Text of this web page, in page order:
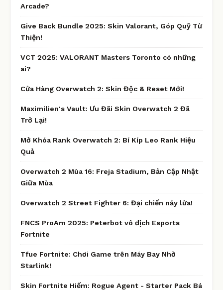
Arcade?
Give Back Bundle 2025: Skin Valorant, Góp Quỹ Từ
Thiện!
VCT 2025: VALORANT Masters Toronto có những
ai?
Cửa Hàng Overwatch 2: Skin Độc & Reset Mới!
Maximilien's Vault: Ưu Đãi Skin Overwatch 2 Đã
Trở Lại!
Mở Khóa Rank Overwatch 2: Bí Kíp Leo Rank Hiệu
Quả
Overwatch 2 Mùa 16: Freja Stadium, Bản Cập Nhật
Giữa Mùa
Overwatch 2 Street Fighter 6: Đại chiến nảy lửa!
FNCS ProAm 2025: Peterbot vô địch Esports
Fortnite
Tfue Fortnite: Chơi Game trên Máy Bay Nhờ
Starlink!
Skin Fortnite Hiếm: Rogue Agent - Starter Pack Bá